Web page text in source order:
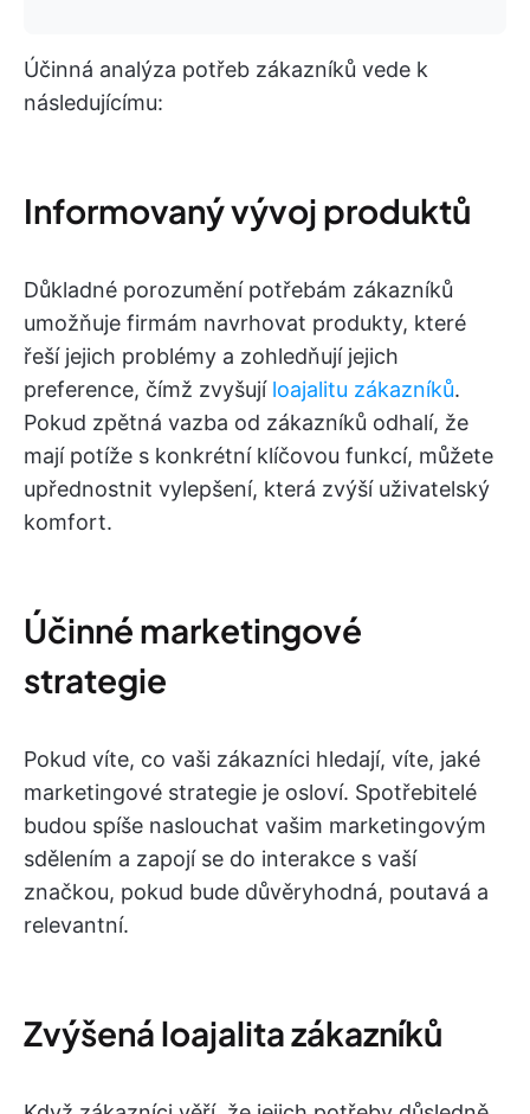
Účinná analýza potřeb zákazníků vede k
následujícímu:
Informovaný vývoj produktů
Důkladné porozumění potřebám zákazníků
umožňuje firmám navrhovat produkty, které
řeší jejich problémy a zohledňují jejich
preference, čímž zvyšují loajalitu zákazníků.
Pokud zpětná vazba od zákazníků odhalí, že
mají potíže s konkrétní klíčovou funkcí, můžete
upřednostnit vylepšení, která zvýší uživatelský
komfort.
Účinné marketingové
strategie
Pokud víte, co vaši zákazníci hledají, víte, jaké
marketingové strategie je osloví. Spotřebitelé
budou spíše naslouchat vašim marketingovým
sdělením a zapojí se do interakce s vaší
značkou, pokud bude důvěryhodná, poutavá a
relevantní.
Zvýšená loajalita zákazníků